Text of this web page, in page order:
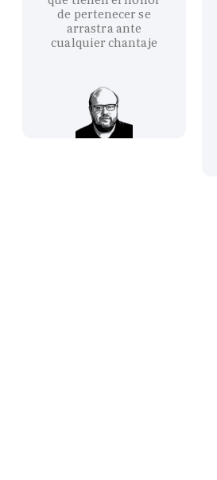
de pertenecer se
arrastra ante
cualquier chantaje